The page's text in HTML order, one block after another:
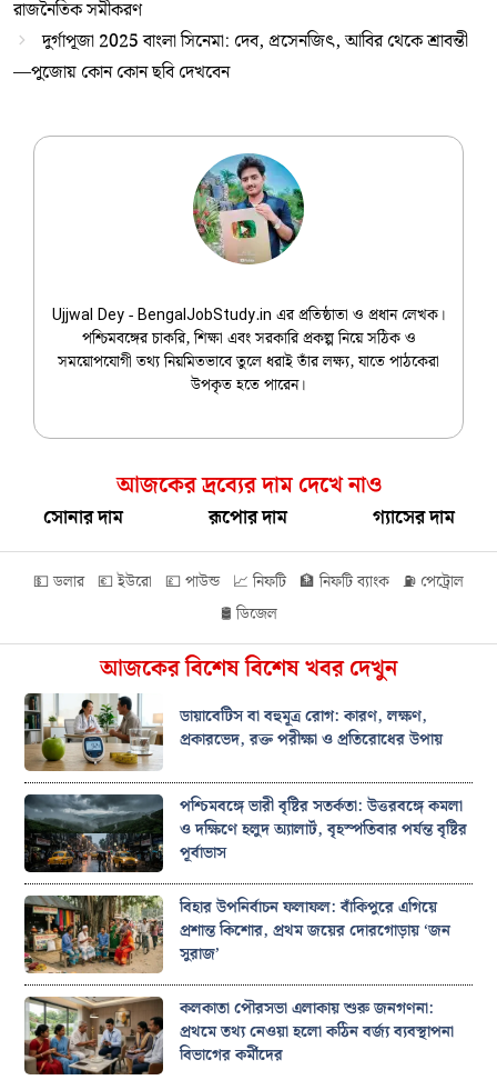
রাজনৈতিক সমীকরণ
দুর্গাপূজা 2025 বাংলা সিনেমা: দেব, প্রসেনজিৎ, আবির থেকে শ্রাবন্তী
—পুজোয় কোন কোন ছবি দেখবেন
Ujjwal Dey - BengalJobStudy.in এর প্রতিষ্ঠাতা ও প্রধান লেখক।
পশ্চিমবঙ্গের চাকরি, শিক্ষা এবং সরকারি প্রকল্প নিয়ে সঠিক ও
সময়োপযোগী তথ্য নিয়মিতভাবে তুলে ধরাই তাঁর লক্ষ্য, যাতে পাঠকেরা
উপকৃত হতে পারেন।
আজকের দ্রব্যের দাম দেখে নাও
সোনার দাম রূপোর দাম গ্যাসের দাম
💵 ডলার 💶 ইউরো 💷 পাউন্ড 📈 নিফটি 🏦 নিফটি ব্যাংক ⛽ পেট্রোল
🛢️ ডিজেল
আজকের বিশেষ বিশেষ খবর দেখুন
ডায়াবেটিস বা বহুমূত্র রোগ: কারণ, লক্ষণ,
প্রকারভেদ, রক্ত পরীক্ষা ও প্রতিরোধের উপায়
পশ্চিমবঙ্গে ভারী বৃষ্টির সতর্কতা: উত্তরবঙ্গে কমলা
ও দক্ষিণে হলুদ অ্যালার্ট, বৃহস্পতিবার পর্যন্ত বৃষ্টির
পূর্বাভাস
বিহার উপনির্বাচন ফলাফল: বাঁকিপুরে এগিয়ে
প্রশান্ত কিশোর, প্রথম জয়ের দোরগোড়ায় ‘জন
সুরাজ’
কলকাতা পৌরসভা এলাকায় শুরু জনগণনা:
প্রথমে তথ্য নেওয়া হলো কঠিন বর্জ্য ব্যবস্থাপনা
বিভাগের কর্মীদের